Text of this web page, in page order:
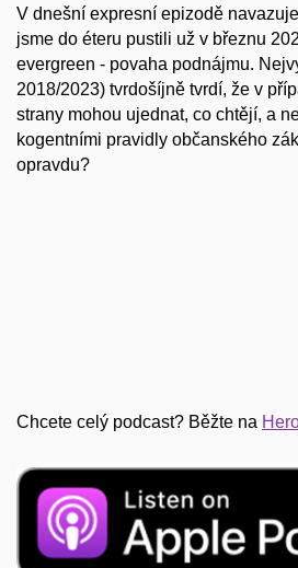
V dnešní expresní epizodě
jsme do éteru pustili už v březnu
evergreen - povaha podnájmu.
2018/2023) tvrdošíjně tvrdí, že v
strany mohou ujednat, co chtějí, a
kogentními pravidly občanského
opravdu?
Chcete celý podcast? Běžte na